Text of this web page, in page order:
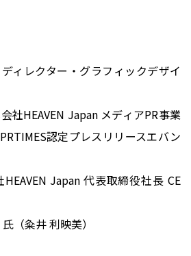
ィレクター・グラフィックデザイ
社HEAVEN Japan メディアPR事業
認定プレスリリースエバン
Japan 代表取締役社長 CE
（粂井 利映美）